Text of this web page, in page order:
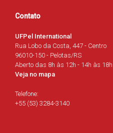
Contato
UFPel International
Rua Lobo da Costa, 447 - Centro
96010-150 - Pelotas/RS
Aberto das 8h às 12h - 14h às 18h
Veja no mapa
Telefone:
+55 (53) 3284-3140